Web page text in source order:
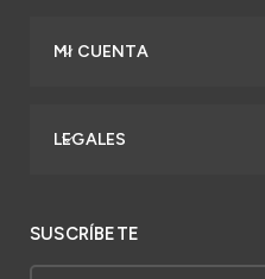
MI CUENTA
LEGALES
SUSCRÍBETE